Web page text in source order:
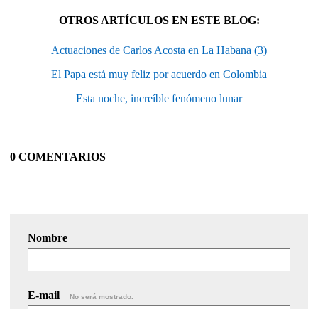
OTROS ARTÍCULOS EN ESTE BLOG:
Actuaciones de Carlos Acosta en La Habana (3)
El Papa está muy feliz por acuerdo en Colombia
Esta noche, increíble fenómeno lunar
0 COMENTARIOS
Nombre
E-mail No será mostrado.